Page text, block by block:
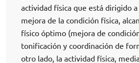
actividad física que está dirigido
mejora de la condición física,
físico óptimo (mejora de
tonificación y coordinación de
otro lado, la actividad física,